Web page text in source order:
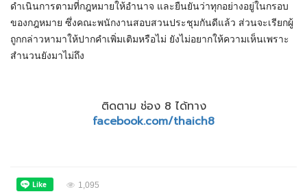
ดำเนินการตามที่กฎหมายให้อำนาจ และยืนยันว่าทุกอย่างอยู่ในกรอบ
ของกฎหมาย ซึ่งคณะพนักงานสอบสวนประชุมกันดีแล้ว ส่วนจะเรียกผู้
ถูกกล่าวหามาให้ปากคำเพิ่มเติมหรือไม่ ยังไม่อยากให้ความเห็นเพราะ
สำนวนยังมาไม่ถึง
ติดตาม ช่อง 8 ได้ทาง
facebook.com/thaich8
1,095